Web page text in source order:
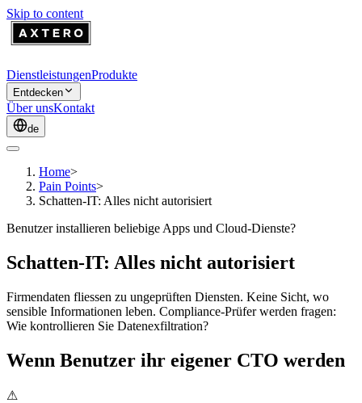
Skip to content
DienstleistungenProdukte
Entdecken
Über unsKontakt
de
Home>
Pain Points>
Schatten-IT: Alles nicht autorisiert
Benutzer installieren beliebige Apps und Cloud-Dienste?
Schatten-IT: Alles nicht autorisiert
Firmendaten fliessen zu ungeprüften Diensten. Keine Sicht, wo
sensible Informationen leben. Compliance-Prüfer werden fragen:
Wie kontrollieren Sie Datenexfiltration?
Wenn Benutzer ihr eigener CTO werden
⚠